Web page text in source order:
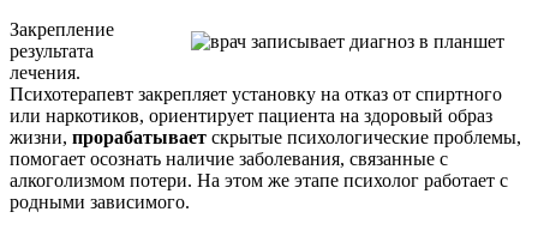
Закрепление
результата
лечения.
Психотерапевт закрепляет установку на отказ от спиртного
или наркотиков, ориентирует пациента на здоровый образ
жизни, прорабатывает скрытые психологические проблемы,
помогает осознать наличие заболевания, связанные с
алкоголизмом потери. На этом же этапе психолог работает с
родными зависимого.